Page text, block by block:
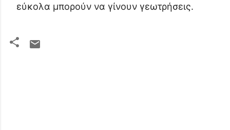
εύκολα μπορούν να γίνουν γεωτρήσεις.